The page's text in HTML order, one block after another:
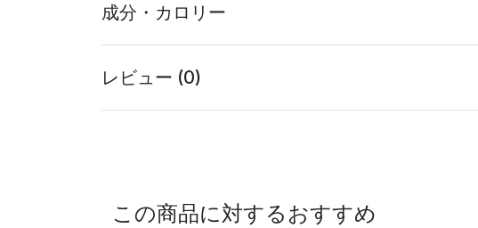
成分・カロリー
レビュー (0)
この商品に対するおすすめ